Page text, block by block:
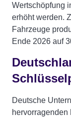
Wertschöpfung
erhöht werden.
Fahrzeuge
Ende 2026 auf
Deutsche
hervorragenden